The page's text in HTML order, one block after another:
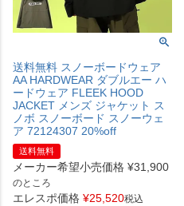
送料無料 スノーボードウェア
AA HARDWEAR ダブルエー ハ
ードウェア FLEEK HOOD
JACKET メンズ ジャケット ス
ノボ スノーボード スノーウェ
ア 72124307 20%off
送料無料
メーカー希望小売価格 ¥31,900
のところ
エレスポ価格 ¥25,520税込